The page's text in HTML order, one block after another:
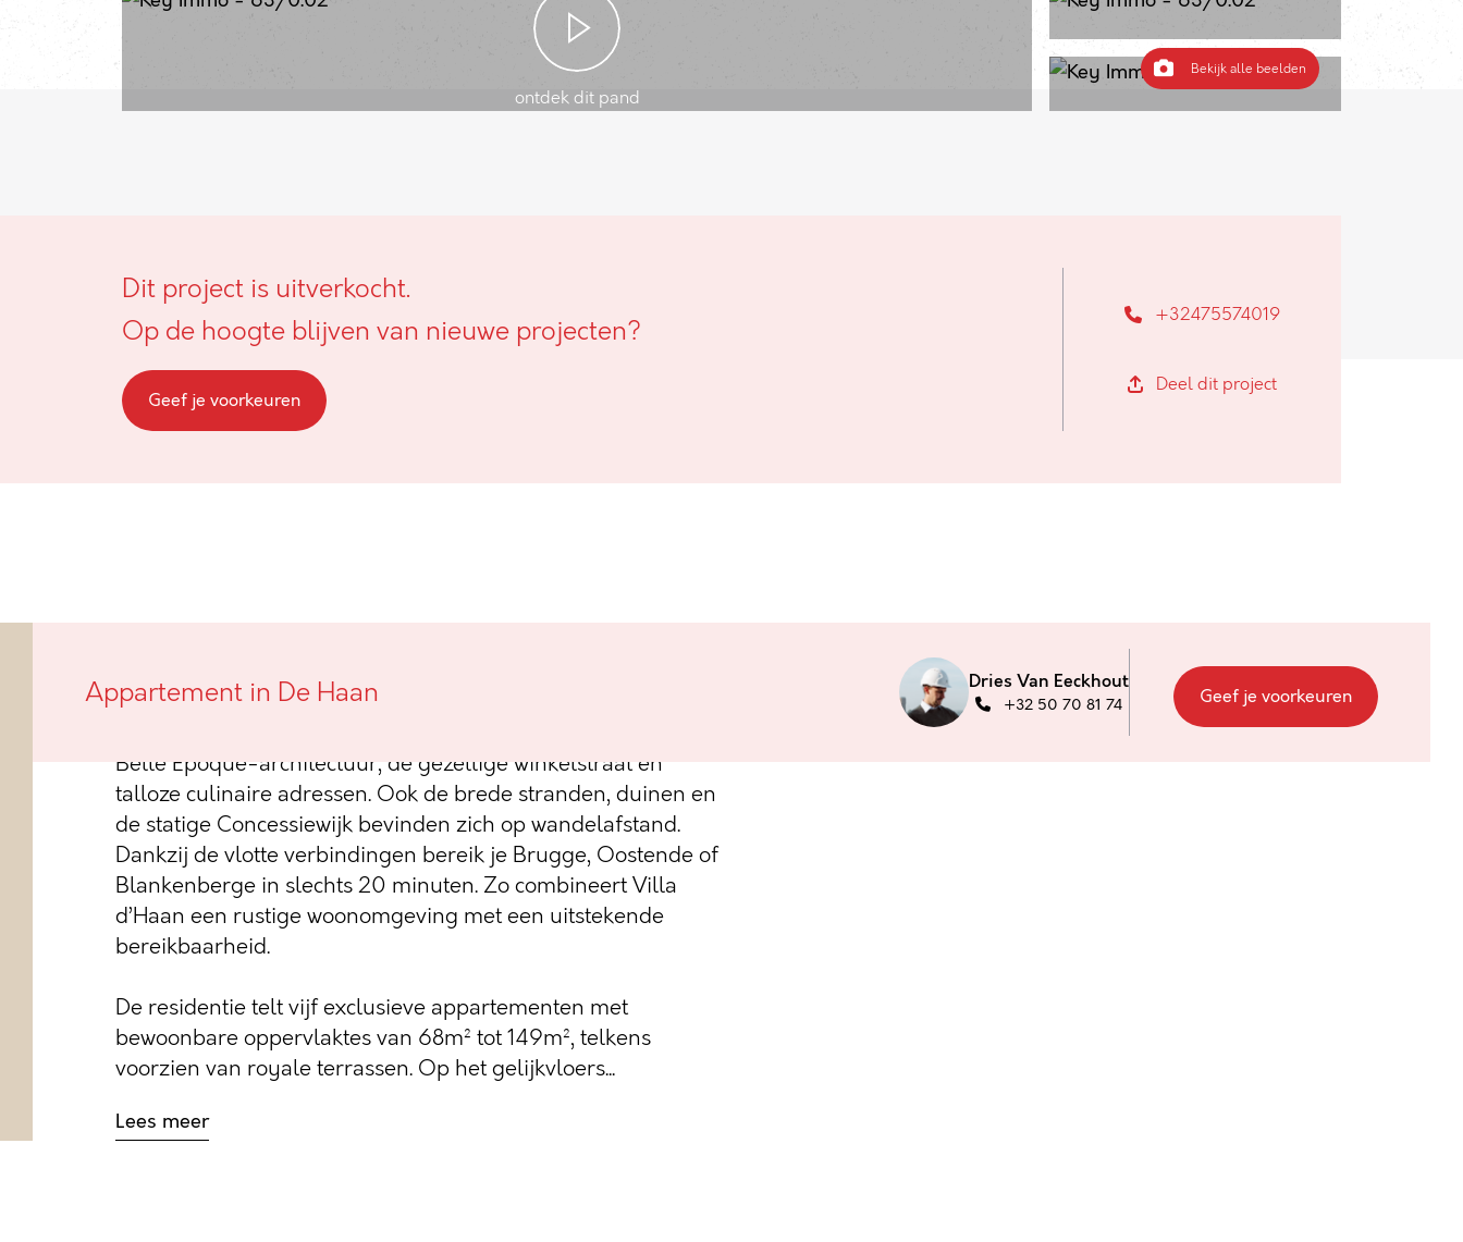
ontdek dit pand
Bekijk alle beelden
Dit project is uitverkocht.
Op de hoogte blijven van nieuwe projecten?
Geef je voorkeuren
+32475574019
Deel dit project
Appartement in De Haan Dries Van Eeckhout
+32 50 70 81 74 Geef je voorkeuren
hart van de meest charmante badplaats van onze kust, De
Belle Époque-architectuur, de gezellige winkelstraat en
talloze culinaire adressen. Ook de brede stranden, duinen en
de statige Concessiewijk bevinden zich op wandelafstand.
Dankzij de vlotte verbindingen bereik je Brugge, Oostende of
Blankenberge in slechts 20 minuten. Zo combineert Villa
d’Haan een rustige woonomgeving met een uitstekende
bereikbaarheid.
De residentie telt vijf exclusieve appartementen met
bewoonbare oppervlaktes van 68m² tot 149m², telkens
voorzien van royale terrassen. Op het gelijkvloers...
Lees meer